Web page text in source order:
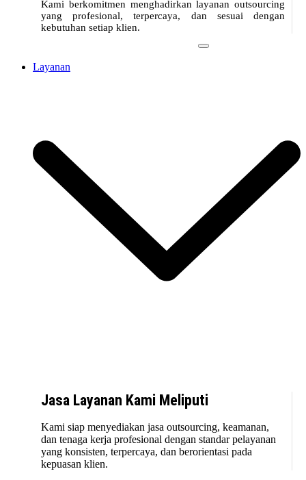
Kami berkomitmen menghadirkan layanan outsourcing
yang profesional, terpercaya, dan sesuai dengan
kebutuhan setiap klien.
Layanan
Jasa Layanan Kami Meliputi
Kami siap menyediakan jasa outsourcing, keamanan,
dan tenaga kerja profesional dengan standar pelayanan
yang konsisten, terpercaya, dan berorientasi pada
kepuasan klien.